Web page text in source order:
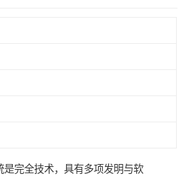
是完全技术，具有多项发明与软